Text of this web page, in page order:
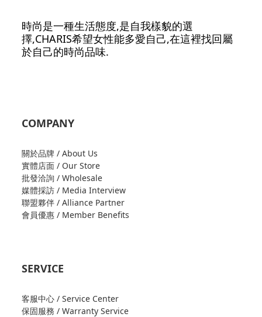
時尚是一種生活態度,是自我樣貌的選
擇,CHARIS希望女性能多愛自己,在這裡找回屬
於自己的時尚品味.
COMPANY
關於品牌 / About Us
實體店面 / Our Store
批發洽詢 / Wholesale
媒體採訪 / Media Interview
聯盟夥伴 / Alliance Partner
會員優惠 / Member Benefits
SERVICE
客服中心 / Service Center
保固服務 / Warranty Service